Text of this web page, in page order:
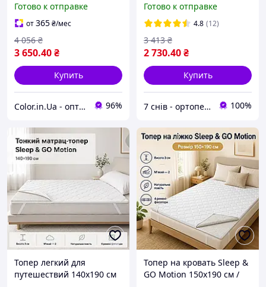
(6см. 4/4)
Готово к отправке
от365₴/мес
3 650.40₴
4 056 ₴
Купить
Color.in.Ua - оптові ціни, акції, знижки, доставка! 96%
Готово к отправке
4.8 (12)
2 730.40₴
3 413 ₴
Купить
7 снів - ортопедичні матраци та ліжка 100%
Топер легкий для
путешествий 140x190 см
Топер на кровать Sleep &
GO Motion 150x190 см /